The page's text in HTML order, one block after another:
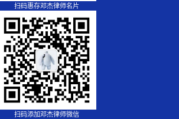
扫码惠存邓杰律师名片
扫码添加邓杰律师微信